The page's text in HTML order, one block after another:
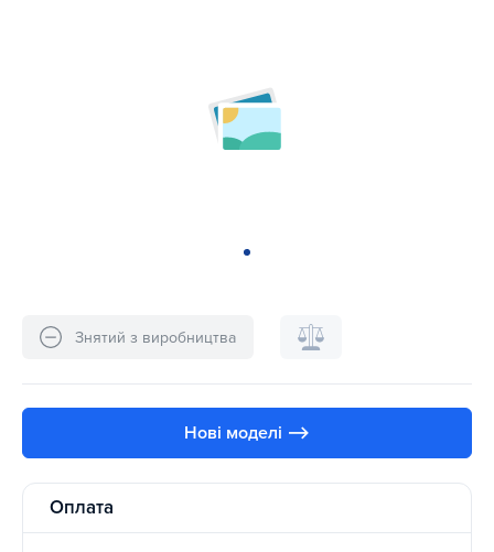
Знятий з виробництва
Нові моделі ⟶
Оплата